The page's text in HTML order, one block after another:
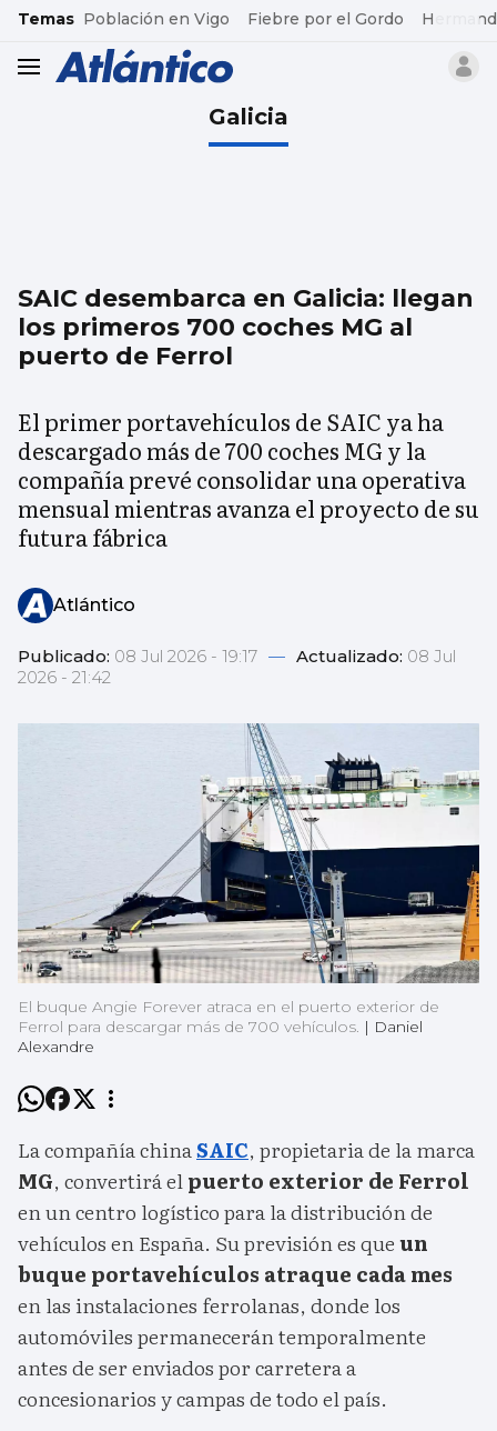
common.go-to-content
Temas Población en Vigo Fiebre por el Gordo
header.menu.open
Galicia
SAIC desembarca en Galicia: llegan
los primeros 700 coches MG al
puerto de Ferrol
El primer portavehículos de SAIC ya ha
descargado más de 700 coches MG y la
compañía prevé consolidar una operativa
mensual mientras avanza el proyecto de su
futura fábrica
Atlántico
Publicado: 08 Jul 2026 - 19:17 — Actualizado: 08 Jul
2026 - 21:42
El buque Angie Forever atraca en el puerto exterior de
Ferrol para descargar más de 700 vehículos. | Daniel
Alexandre
La compañía chinaSAIC, propietaria de la marca
MG, convertirá elpuerto exterior de Ferrol
en un centro logístico para la distribución de
vehículos en España. Su previsión es queun
buque portavehículos atraque cada mes
en las instalaciones ferrolanas, donde los
automóviles permanecerán temporalmente
antes de ser enviados por carretera a
concesionarios y campas de todo el país.